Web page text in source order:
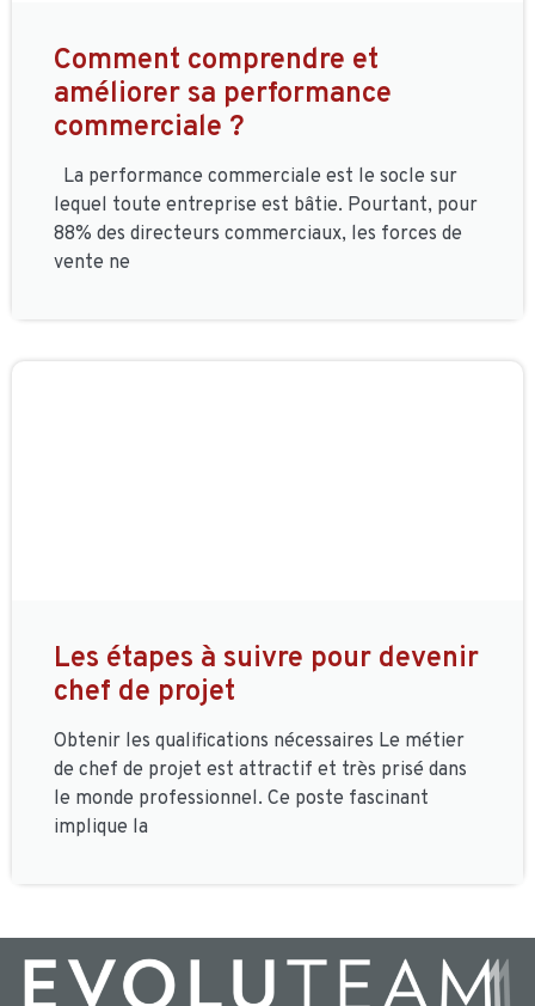
Comment comprendre et
améliorer sa performance
commerciale ?
La performance commerciale est le socle sur
lequel toute entreprise est bâtie. Pourtant, pour
88% des directeurs commerciaux, les forces de
vente ne
Les étapes à suivre pour devenir
chef de projet
Obtenir les qualifications nécessaires Le métier
de chef de projet est attractif et très prisé dans
le monde professionnel. Ce poste fascinant
implique la